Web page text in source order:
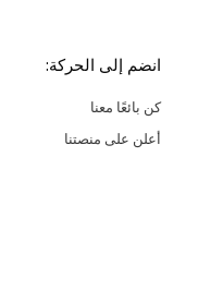
انضم إلى الحركة:
كن بائعًا معنا
أعلن على منصتنا